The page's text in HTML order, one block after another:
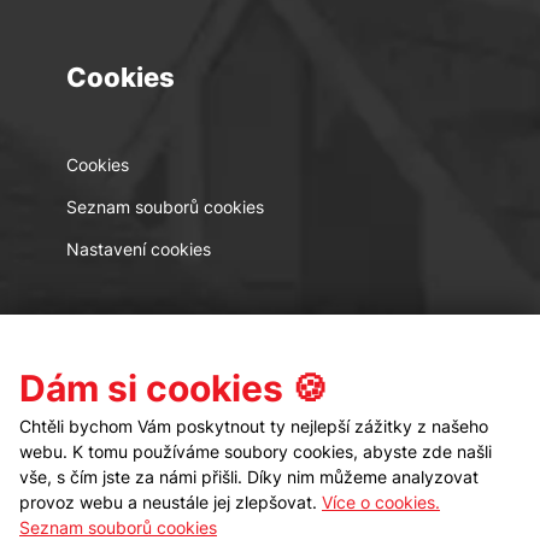
Cookies
Cookies
Seznam souborů cookies
Nastavení cookies
Kontakt Sledujte nás
Dám si cookies 🍪
Chtěli bychom Vám poskytnout ty nejlepší zážitky z našeho
webu. K tomu používáme soubory cookies, abyste zde našli
vše, s čím jste za námi přišli. Díky nim můžeme analyzovat
provoz webu a neustále jej zlepšovat. Více o cookies.
Seznam souborů cookies